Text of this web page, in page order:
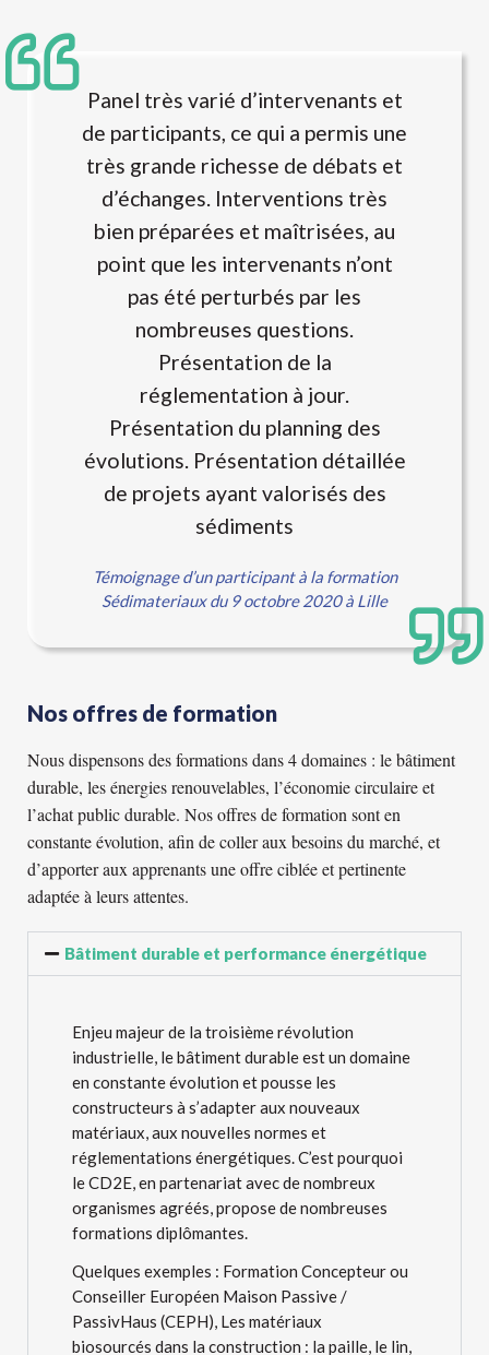
Panel très varié d’intervenants et
de participants, ce qui a permis une
très grande richesse de débats et
d’échanges. Interventions très
bien préparées et maîtrisées, au
point que les intervenants n’ont
pas été perturbés par les
nombreuses questions.
Présentation de la
réglementation à jour.
Présentation du planning des
évolutions. Présentation détaillée
de projets ayant valorisés des
sédiments
Témoignage d’un participant à la formation
Sédimateriaux du 9 octobre 2020 à Lille
Nos offres de formation
Nous dispensons des formations dans 4 domaines : le bâtiment
durable, les énergies renouvelables, l’économie circulaire et
l’achat public durable. Nos offres de formation sont en
constante évolution, afin de coller aux besoins du marché, et
d’apporter aux apprenants une offre ciblée et pertinente
adaptée à leurs attentes.
Bâtiment durable et performance énergétique
Enjeu majeur de la troisième révolution
industrielle, le bâtiment durable est un domaine
en constante évolution et pousse les
constructeurs à s’adapter aux nouveaux
matériaux, aux nouvelles normes et
réglementations énergétiques. C’est pourquoi
le CD2E, en partenariat avec de nombreux
organismes agréés, propose de nombreuses
formations diplômantes.
Quelques exemples : Formation Concepteur ou
Conseiller Européen Maison Passive /
PassivHaus (CEPH), Les matériaux
biosourcés dans la construction : la paille, le lin,